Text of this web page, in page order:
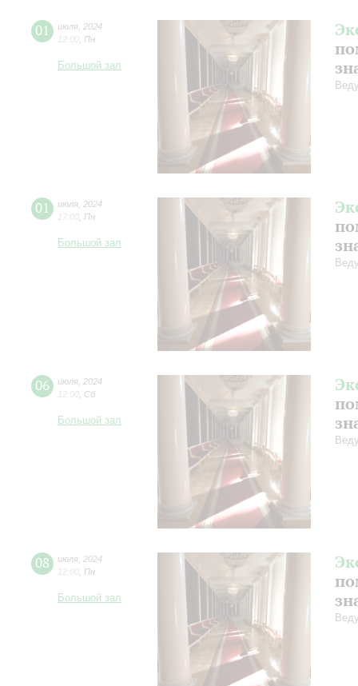
01 июля 2024
12:00 Пн
Большой зал
01 июля 2024
17:00 Пн
Большой зал
06 июля 2024
12:00 Сб
Большой зал
08 июля 2024
12:00 Пн
Большой зал